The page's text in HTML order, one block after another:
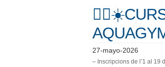
27-mayo-2026
– Inscripcions de l’1 al 19